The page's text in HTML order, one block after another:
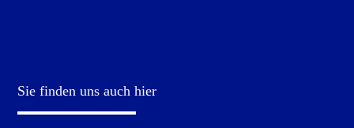
Sie finden uns auch hier